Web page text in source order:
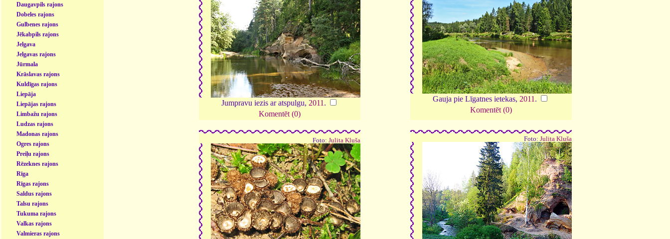
Daugavpils rajons
Dobeles rajons
Gulbenes rajons
Jēkabpils rajons
Jelgava
Jelgavas rajons
Jūrmala
Krāslavas rajons
Kuldīgas rajons
Liepāja
Liepājas rajons
Limbažu rajons
Ludzas rajons
Madonas rajons
Ogres rajons
Preiļu rajons
Rēzeknes rajons
Rīga
Rīgas rajons
Saldus rajons
Talsu rajons
Tukuma rajons
Valkas rajons
Valmieras rajons
Jumpravu iezis ar atspulgu, 2011 .
Komentēt (0)
Gauja pie Līgatnes ietekas, 2011 .
Komentēt (0)
Foto: Julita Kluša Foto: Julita Kluša